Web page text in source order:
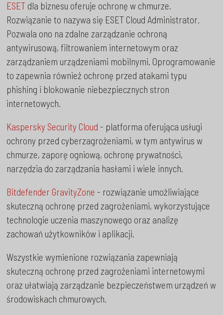
ESET dla biznesu oferuje ochronę w chmurze.
Rozwiązanie to nazywa się ESET Cloud Administrator.
Pozwala ono na zdalne zarządzanie ochroną
antywirusową, filtrowaniem internetowym oraz
zarządzaniem urządzeniami mobilnymi. Oprogramowanie
to zapewnia również ochronę przed atakami typu
phishing i blokowanie niebezpiecznych stron
internetowych.
Kaspersky Security Cloud - platforma oferująca usługi
ochrony przed cyberzagrożeniami, w tym antywirus w
chmurze, zaporę ogniową, ochronę prywatności,
narzędzia do zarządzania hasłami i wiele innych.
Bitdefender GravityZone - rozwiązanie umożliwiające
skuteczną ochronę przed zagrożeniami, wykorzystujące
technologie uczenia maszynowego oraz analizę
zachowań użytkowników i aplikacji.
Wszystkie wymienione rozwiązania zapewniają
skuteczną ochronę przed zagrożeniami internetowymi
oraz ułatwiają zarządzanie bezpieczeństwem urządzeń w
środowiskach chmurowych.